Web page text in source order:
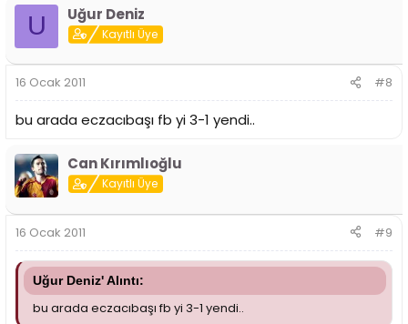
U Uğur Deniz
Kayıtlı Üye
16 Ocak 2011 #8
bu arada eczacıbaşı fb yi 3-1 yendi..
Can Kırımlıoğlu
Kayıtlı Üye
16 Ocak 2011 #9
Uğur Deniz' Alıntı:
bu arada eczacıbaşı fb yi 3-1 yendi..